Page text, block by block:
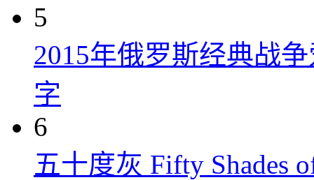
5
2015年俄罗斯经典战
字
6
五十度灰 Fifty Shades